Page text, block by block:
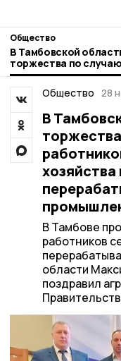
Общество
В Тамбовской
торжества по
сельского хозяйства
перерабатывающей
Общество 28
В
хозяйства
В Тамбове
работников
области
поздравил